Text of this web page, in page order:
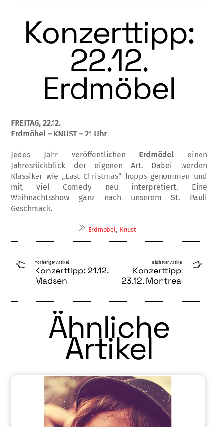
Konzerttipp:
22.12.
Erdmöbel
FREITAG, 22.12.
Erdmöbel – KNUST – 21 Uhr
Jedes Jahr veröffentlichen Erdmödel
einen
Jahresrückblick der eigenen Art. Dabei werden
Klassiker wie „ Last Christmas“ hopps genommen und
mit viel Comedy neu interpretiert. Eine
Weihnachtsshow ganz nach unserem St. Pauli
Geschmack.
Erdmöbel, Knust
vorheriger Artikel
Konzerttipp: 21.12.
Madsen
nächster Artikel
Konzerttipp:
23.12. Montreal
Ähnliche
Artikel